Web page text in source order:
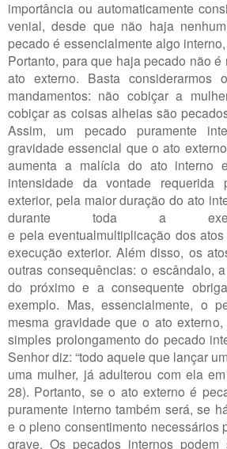
importância ou automaticamente
venial, desde que não haja
pecado é essencialmente algo
Portanto, para que haja pecado não
ato externo. Basta
mandamentos: não cobiçar a
cobiçar as coisas alheias são
Assim, um pecado puramente
gravidade essencial que o ato
aumenta a malícia do ato interno
intensidade da vontade
exterior, pela maior duração do ato
durante toda a
e pela eventualmultiplicação dos
execução exterior. Além disso, os
outras consequências: o escândalo,
do próximo e a consequente
exemplo. Mas, essencialmente, o
mesma gravidade que o ato
simples prolongamento do pecado
Senhor diz: “todo aquele que lançar
uma mulher, já adulterou com ela
28). Portanto, se o ato externo é
puramente interno também será, se
e o pleno consentimento necessários
grave. Os pecados internos